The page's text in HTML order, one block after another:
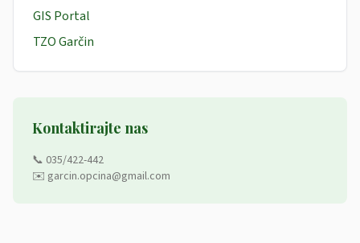
GIS Portal
TZO Garčin
Kontaktirajte nas
📞 035/422-442
✉️ garcin.opcina@gmail.com